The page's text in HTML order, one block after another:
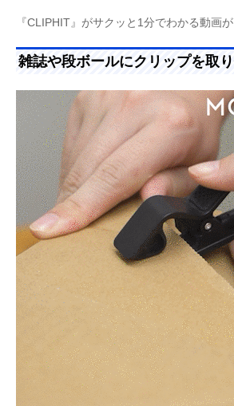
『CLIPHIT』がサクッと1分でわかる動画が
雑誌や段ボールにクリップを取り